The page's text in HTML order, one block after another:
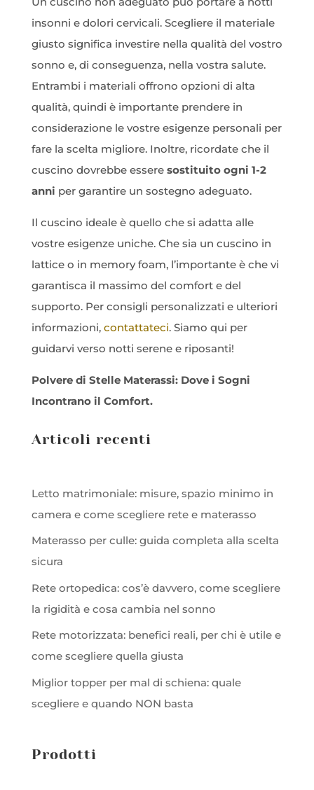
insonni e dolori cervicali. Scegliere il materiale
giusto significa investire nella qualità del vostro
sonno e, di conseguenza, nella vostra salute.
Entrambi i materiali offrono opzioni di alta
qualità, quindi è importante prendere in
considerazione le vostre esigenze personali per
fare la scelta migliore. Inoltre, ricordate che il
cuscino dovrebbe essere sostituito ogni 1-2
anni per garantire un sostegno adeguato.
Il cuscino ideale è quello che si adatta alle
vostre esigenze uniche. Che sia un cuscino in
lattice o in memory foam, l’importante è che vi
garantisca il massimo del comfort e del
supporto. Per consigli personalizzati e ulteriori
informazioni, contattateci. Siamo qui per
guidarvi verso notti serene e riposanti!
Polvere di Stelle Materassi: Dove i Sogni
Incontrano il Comfort.
Articoli recenti
Letto matrimoniale: misure, spazio minimo in
camera e come scegliere rete e materasso
Materasso per culle: guida completa alla scelta
sicura
Rete ortopedica: cos’è davvero, come scegliere
la rigidità e cosa cambia nel sonno
Rete motorizzata: benefici reali, per chi è utile e
come scegliere quella giusta
Miglior topper per mal di schiena: quale
scegliere e quando NON basta
Prodotti